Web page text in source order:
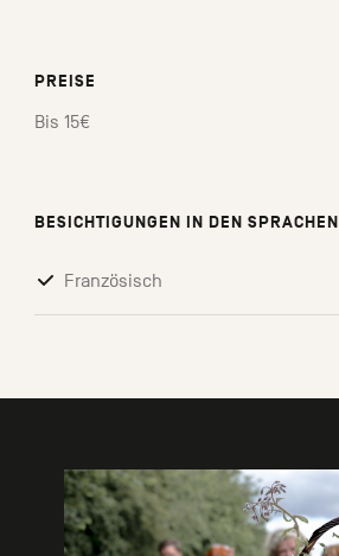
PREISE
Bis 15€
BESICHTIGUNGEN IN DEN SPRACHEN
Französisch
Galerie